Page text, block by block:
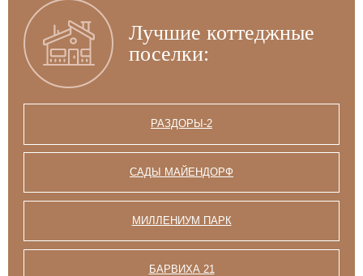
Лучшие коттеджные
поселки:
РАЗДОРЫ-2
САДЫ МАЙЕНДОРФ
МИЛЛЕНИУМ ПАРК
БАРВИХА 21